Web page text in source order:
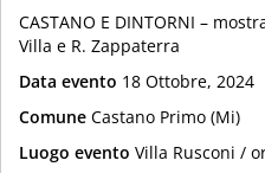
CASTANO E DINTORNI –
Villa e R. Zappaterra
Data evento 18 Ottobre, 2024
Comune Castano Primo (Mi)
Luogo evento Villa Rusconi /